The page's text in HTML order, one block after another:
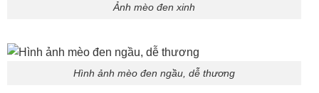
Ảnh mèo đen xinh
Hình ảnh mèo đen ngầu, dễ thương